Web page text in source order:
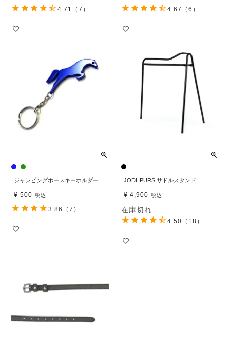
4.71 （7） 4.67 （6）
ジャンピングホースキーホルダー
¥ 500 税込
3.86 （7）
JODHPURS サドルスタンド
¥ 4,900 税込
在庫切れ
4.50 （18）